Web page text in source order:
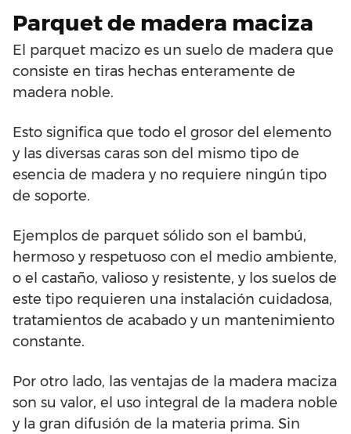
Parquet de madera maciza
El parquet macizo es un suelo de madera que
consiste en tiras hechas enteramente de
madera noble.
Esto significa que todo el grosor del elemento
y las diversas caras son del mismo tipo de
esencia de madera y no requiere ningún tipo
de soporte.
Ejemplos de parquet sólido son el bambú,
hermoso y respetuoso con el medio ambiente,
o el castaño, valioso y resistente, y los suelos de
este tipo requieren una instalación cuidadosa,
tratamientos de acabado y un mantenimiento
constante.
Por otro lado, las ventajas de la madera maciza
son su valor, el uso integral de la madera noble
y la gran difusión de la materia prima. Sin